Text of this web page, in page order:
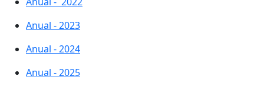
Anual - 2023
Anual - 2024
Anual - 2025